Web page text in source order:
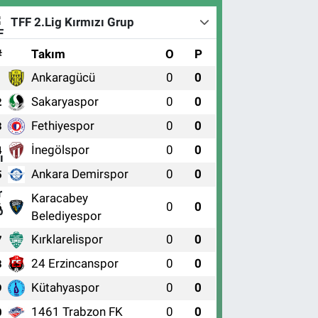
TFF 2.Lig Kırmızı Grup
Takım O P
Ankaragücü 0 0
Sakaryaspor 0 0
Fethiyespor 0 0
İnegölspor 0 0
Ankara Demirspor 0 0
Karacabey
Belediyespor
0 0
Kırklarelispor 0 0
24 Erzincanspor 0 0
Kütahyaspor 0 0
1461 Trabzon FK 0 0